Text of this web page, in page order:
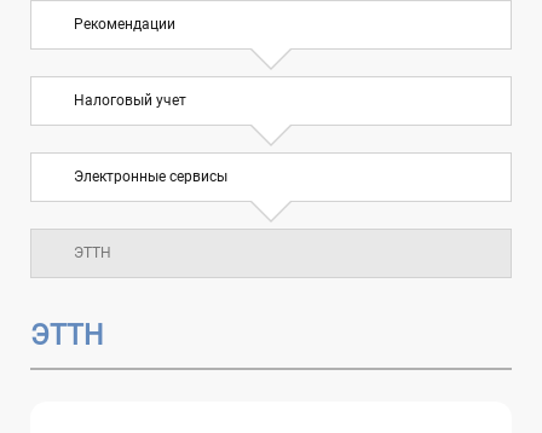
Рекомендации
Налоговый учет
Электронные сервисы
ЭТТН
ЭТТН